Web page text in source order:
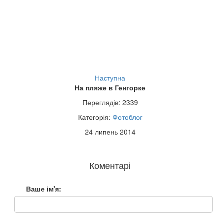
Наступна
На пляже в Генгорке
Переглядів: 2339
Категорія: Фотоблог
24 липень 2014
Коментарі
Ваше ім'я: